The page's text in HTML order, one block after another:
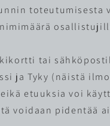
toteutumisesta
tai
ja Tyky (näistä
etuuksia voi
voidaan pidentää